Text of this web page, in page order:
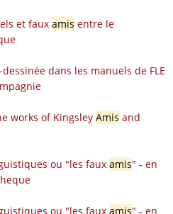
et faux amis entre le
dans les manuels de FLE
works of Kingsley Amis and
ou "les faux amis" - en
ou "les faux amis" - en